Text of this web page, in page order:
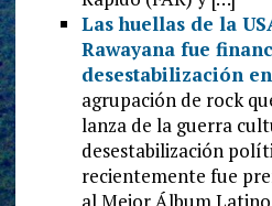
Las huellas de la
Rawayana fue
desestabilización
agrupación de rock
lanza de la guerra
desestabilización
recientemente fue